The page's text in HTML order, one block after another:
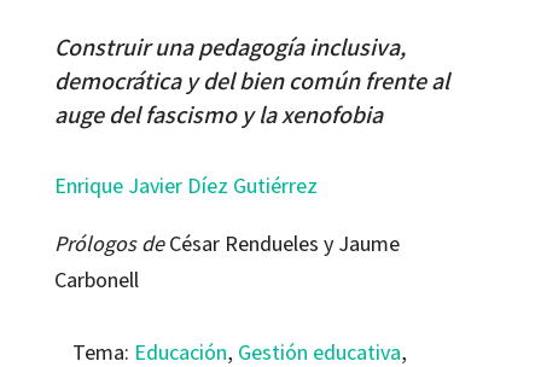
Construir una pedagogía inclusiva,
democrática y del bien común frente al
auge del fascismo y la xenofobia
Enrique Javier Díez Gutiérrez
Prólogos deCésar Rendueles y Jaume
Carbonell
Tema: Educación, Gestión educativa,